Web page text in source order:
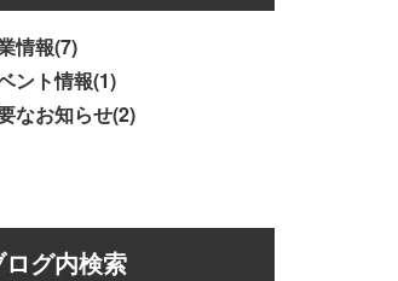
情報(7)
ント情報(1)
なお知らせ(2)
ログ内検索